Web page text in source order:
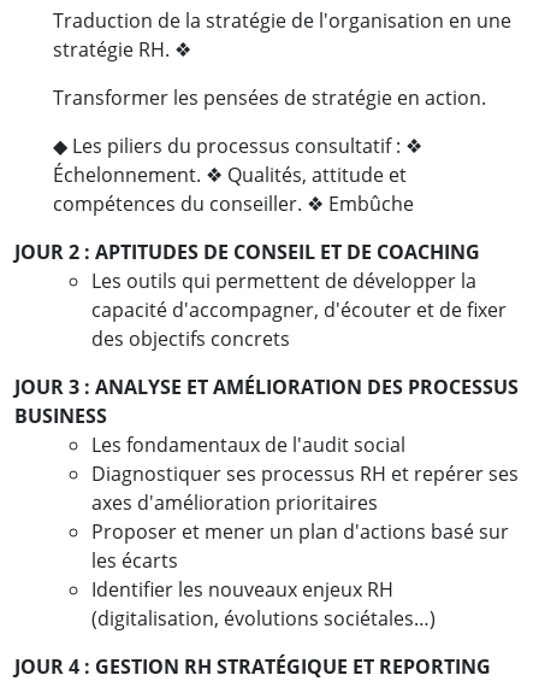
Traduction de la stratégie de l'organisation en une
stratégie RH. ❖
Transformer les pensées de stratégie en action.
◆ Les piliers du processus consultatif : ❖
Échelonnement. ❖ Qualités, attitude et
compétences du conseiller. ❖ Embûche
JOUR 2 : APTITUDES DE CONSEIL ET DE COACHING
Les outils qui permettent de développer la
capacité d'accompagner, d'écouter et de fixer
des objectifs concrets
JOUR 3 : ANALYSE ET AMÉLIORATION DES PROCESSUS
BUSINESS
Les fondamentaux de l'audit social
Diagnostiquer ses processus RH et repérer ses
axes d'amélioration prioritaires
Proposer et mener un plan d'actions basé sur
les écarts
Identifier les nouveaux enjeux RH
(digitalisation, évolutions sociétales…)
JOUR 4 : GESTION RH STRATÉGIQUE ET REPORTING